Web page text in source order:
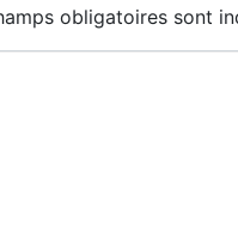
obligatoires sont